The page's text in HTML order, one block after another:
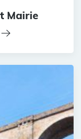
Mairie